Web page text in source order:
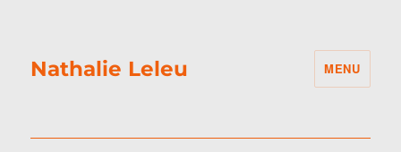
Nathalie Leleu MENU